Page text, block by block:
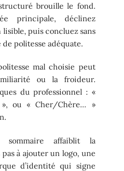
brouille le fond.
principale, déclinez
lisible, puis concluez sans
politesse adéquate.
mal choisie peut
ou la froideur.
du professionnel : «
», ou « Cher/Chère… »
affaiblit la
à ajouter un logo, une
d’identité qui signe